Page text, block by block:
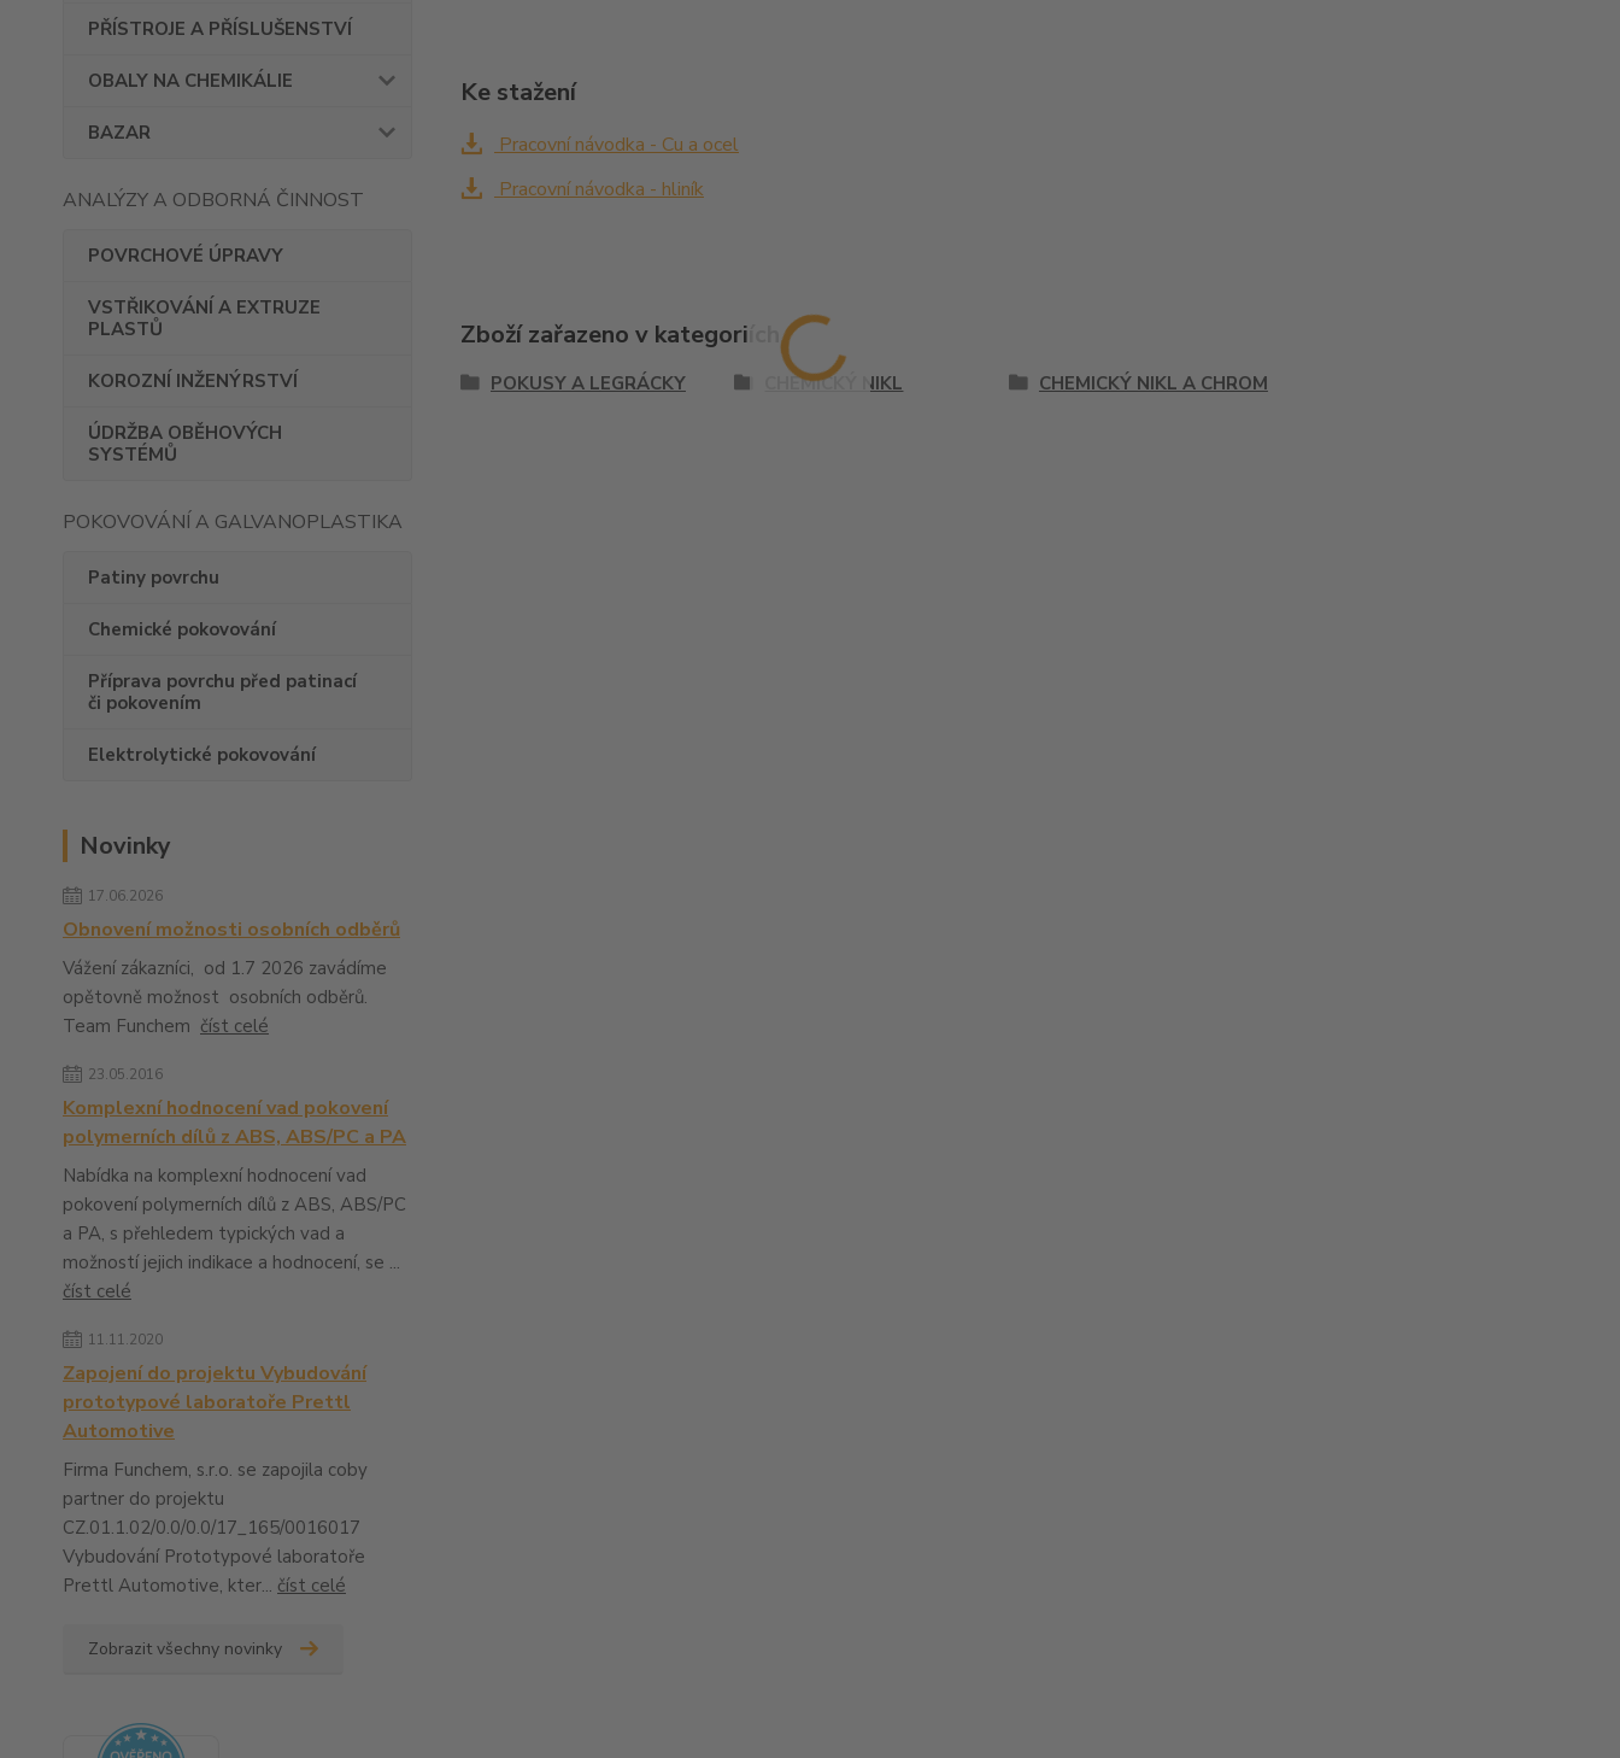
PŘÍSTROJE A PŘÍSLUŠENSTVÍ
OBALY NA CHEMIKÁLIE
BAZAR
ANALÝZY A ODBORNÁ ČINNOST
POVRCHOVÉ ÚPRAVY
VSTŘIKOVÁNÍ A EXTRUZE
PLASTŮ
KOROZNÍ INŽENÝRSTVÍ
ÚDRŽBA OBĚHOVÝCH
SYSTÉMŮ
POKOVOVÁNÍ A GALVANOPLASTIKA
Patiny povrchu
Chemické pokovování
Příprava povrchu před patinací
či pokovením
Elektrolytické pokovování
Novinky
17.06.2026
Obnovení možnosti osobních odběrů
Vážení zákazníci, od 1.7 2026 zavádíme
opětovně možnost osobních odběrů.
Team Funchem číst celé
23.05.2016
Komplexní hodnocení vad pokovení
polymerních dílů z ABS, ABS/PC a PA
Nabídka na komplexní hodnocení vad
pokovení polymerních dílů z ABS, ABS/PC
a PA, s přehledem typických vad a
možností jejich indikace a hodnocení, se ...
číst celé
11.11.2020
Zapojení do projektu Vybudování
prototypové laboratoře Prettl
Automotive
Firma Funchem, s.r.o. se zapojila coby
partner do projektu
CZ.01.1.02/0.0/0.0/17_165/0016017
Vybudování Prototypové laboratoře
Prettl Automotive, kter... číst celé
Zobrazit všechny novinky
Ke stažení
Pracovní návodka - Cu a ocel
Pracovní návodka - hliník
Zboží zařazeno v kategoriích
POKUSY A LEGRÁCKY CHEMICKÝ NIKL CHEMICKÝ NIKL A CHROM